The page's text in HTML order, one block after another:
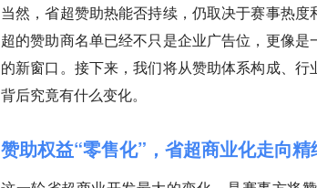
当然，省超赞助热能否持续，仍取决于赛事热
超的赞助商名单已经不只是企业广告位，更像
的新窗口。接下来，我们将从赞助体系构成、
背后究竟有什么变化。
赞助权益“零售化”，省超商业化走向精